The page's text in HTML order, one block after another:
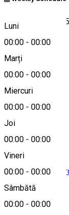
Luni
00:00 - 00:00
Marți
00:00 - 00:00
Miercuri
00:00 - 00:00
Joi
00:00 - 00:00
Vineri
00:00 - 00:00
Sâmbătă
00:00 - 00:00
DJ106, Păltiniș
Hartă